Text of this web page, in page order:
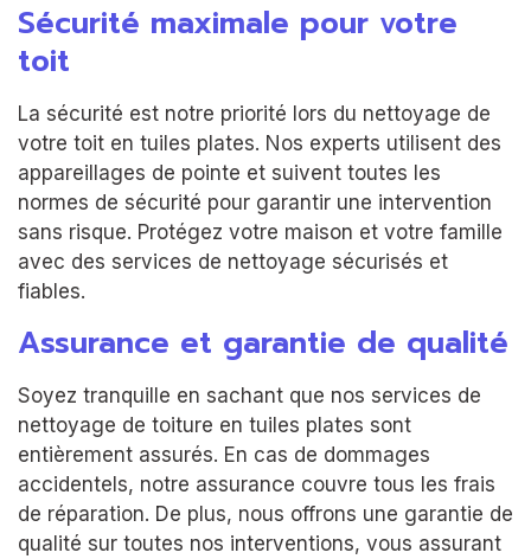
Sécurité maximale pour votre
toit
La sécurité est notre priorité lors du nettoyage de
votre toit en tuiles plates. Nos experts utilisent des
appareillages de pointe et suivent toutes les
normes de sécurité pour garantir une intervention
sans risque. Protégez votre maison et votre famille
avec des services de nettoyage sécurisés et
fiables.
Assurance et garantie de qualité
Soyez tranquille en sachant que nos services de
nettoyage de toiture en tuiles plates sont
entièrement assurés. En cas de dommages
accidentels, notre assurance couvre tous les frais
de réparation. De plus, nous offrons une garantie de
qualité sur toutes nos interventions, vous assurant